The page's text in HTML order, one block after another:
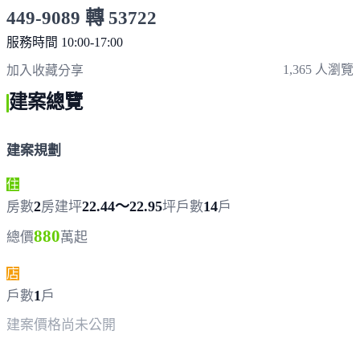
449-9089 轉 53722
服務時間 10:00-17:00
加入收藏分享 1,365 人瀏覽
建案總覽
建案規劃
住
房數2房建坪22.44～22.95坪戶數14戶
總價880萬起
店
戶數1 戶
建案價格尚未公開